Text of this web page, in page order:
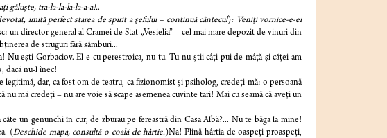
găluşte, tra-la-la-la-la-a-a!..
imită perfect starea de spirit a şefului – continuă cântecul): Veniţi vornice-e-ei
un director general al Cramei de Stat „Vesielia” – cel mai mare depozit de vinuri din
de struguri fără sâmburi...
Nu eşti Gorbaciov. El e cu perestroica, nu tu. Tu nu ştii câţi pui de mâţă şi căţei am
dacă nu-l înec!
legitimă, dar, ca fost om de teatru, ca fizionomist şi psiholog, credeţi-mă: o persoană
mă credeţi – nu are voie să scape asemenea cuvinte tari! Mai cu seamă că aveţi un
un genunchi în cur, de zburau pe fereastră din Casa Albă?... Nu te băga la mine!
(Deschide mapa, consultă o coală de hârtie.)Na! Plină hârtia de oaspeţi proaspeţi,